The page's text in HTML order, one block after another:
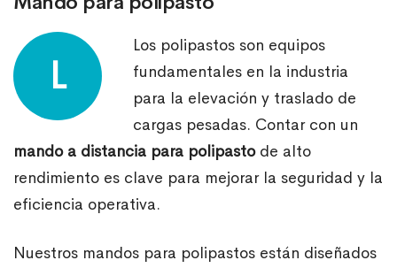
L
Los polipastos son equipos
fundamentales en la industria
para la elevación y traslado de
cargas pesadas. Contar con un
mando a distancia para polipastode alto
rendimiento es clave para mejorar la seguridad y la
eficiencia operativa.
Nuestros mandos para polipastos están diseñados